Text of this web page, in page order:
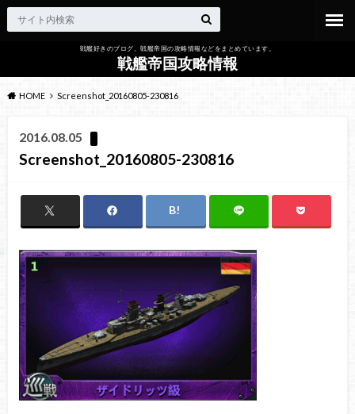
戦艦好きのブログ。戦艦帝国の攻略情報などをまとめています。
戦艦帝国攻略情報
HOME Screenshot_20160805-230816
2016.08.05
Screenshot_20160805-230816